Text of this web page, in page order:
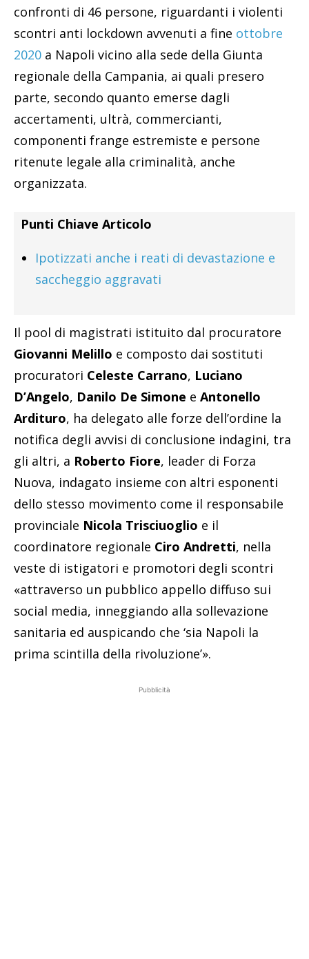
confronti di 46 persone, riguardanti i violenti
scontri anti lockdown avvenuti a fine ottobre
2020 a Napoli vicino alla sede della Giunta
regionale della Campania, ai quali presero
parte, secondo quanto emerse dagli
accertamenti, ultrà, commercianti,
componenti frange estremiste e persone
ritenute legale alla criminalità, anche
organizzata.
Punti Chiave Articolo
Ipotizzati anche i reati di devastazione e
saccheggio aggravati
Il pool di magistrati istituito dal procuratore
Giovanni Melillo e composto dai sostituti
procuratori Celeste Carrano, Luciano
D’Angelo, Danilo De Simone e Antonello
Ardituro, ha delegato alle forze dell’ordine la
notifica degli avvisi di conclusione indagini, tra
gli altri, a Roberto Fiore, leader di Forza
Nuova, indagato insieme con altri esponenti
dello stesso movimento come il responsabile
provinciale Nicola Trisciuoglio e il
coordinatore regionale Ciro Andretti, nella
veste di istigatori e promotori degli scontri
«attraverso un pubblico appello diffuso sui
social media, inneggiando alla sollevazione
sanitaria ed auspicando che ‘sia Napoli la
prima scintilla della rivoluzione’».
Pubblicità